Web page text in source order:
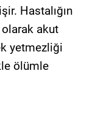
Hastalığın
akut
yetmezliği
ölümle